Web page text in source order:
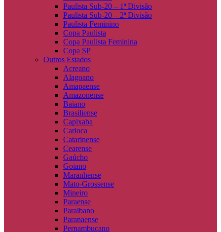
Paulista Sub-20 – 1ª Divisão
Paulista Sub-20 – 2ª Divisão
Paulista Feminino
Copa Paulista
Copa Paulista Feminina
Copa SP
Outros Estados
Acreano
Alagoano
Amapaense
Amazonense
Baiano
Brasiliense
Capixaba
Carioca
Catarinense
Cearense
Gaúcho
Goiano
Maranhense
Mato-Grossense
Mineiro
Paraense
Paraibano
Paranaense
Pernambucano